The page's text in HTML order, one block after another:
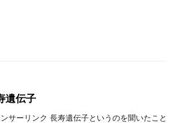
遺伝子
サーリンク 長寿遺伝子というのを聞いたこと